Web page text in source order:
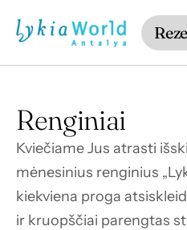
Renginiai
Kviečiame Jus atrasti
mėnesinius renginius
kiekviena proga
ir kruopščiai parengtas